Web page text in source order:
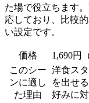
た場で役立ちます
応しており、比較
い設定です。
価格
1,690円
このシー
ンに適し
た理由
洋食ス
を出せ
好みに